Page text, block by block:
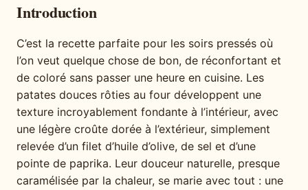
Introduction
C’est la recette parfaite pour les soirs pressés où
l’on veut quelque chose de bon, de réconfortant et
de coloré sans passer une heure en cuisine. Les
patates douces rôties au four développent une
texture incroyablement fondante à l’intérieur, avec
une légère croûte dorée à l’extérieur, simplement
relevée d’un filet d’huile d’olive, de sel et d’une
pointe de paprika. Leur douceur naturelle, presque
caramélisée par la chaleur, se marie avec tout : une